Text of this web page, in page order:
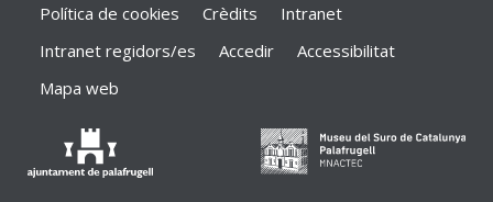
Política de cookies
Crèdits
Intranet
Intranet regidors/es
Accedir
Accessibilitat
Mapa web